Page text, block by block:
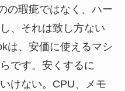
の瑕疵ではなく、ハー
、それは致し方ない
は、安価に使えるマシ
です。安くするに
けない。CPU、メモ